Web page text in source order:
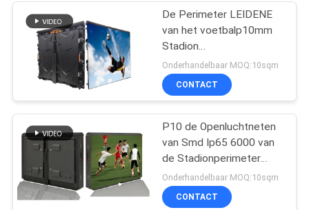
LEIDENE van de
stadionperimeter
Vertoning
geleide
netwerkvertoning
28
De Perimeter LEIDENE
van het voetbalp10mm
Stadion
Vertonings6000nits
Hoge Helderheid
Onderhandelbaar MOQ:10sqm
CONTACT
P10 de Openluchtneten
van Smd Ip65 6000 van
de Stadionperimeter
Geleide Vertoning met
Uvbewijs
Onderhandelbaar MOQ:10sqm
CONTACT